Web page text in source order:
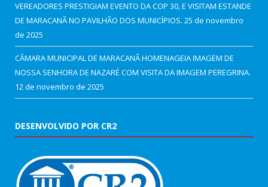
VEREADORES PRESTIGIAM EVENTO DA COP 30, E VISITAM ESTANDE
DE MARACANÃ NO PAVILHÃO DOS MUNICÍPIOS. 25 de novembro
de 2025
CÂMARA MUNICIPAL DE MARACANÃ HOMENAGEIA IMAGEM DE
NOSSA SENHORA DE NAZARÉ COM VISITA DA IMAGEM PEREGRINA.
12 de novembro de 2025
DESENVOLVIDO POR CR2